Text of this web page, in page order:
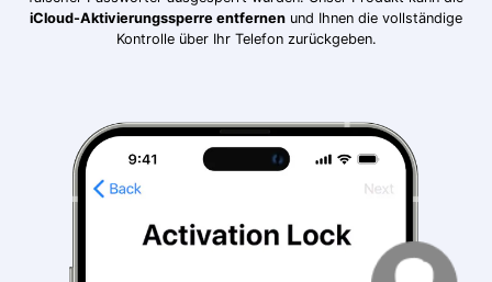
iCloud-Aktivierungssperre entfernen und Ihnen die vollständige
Kontrolle über Ihr Telefon zurückgeben.